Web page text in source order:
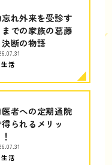
れ外来を受診す
までの家族の葛藤
決断の物語
生活
者への定期通院
られるメリッ
生活